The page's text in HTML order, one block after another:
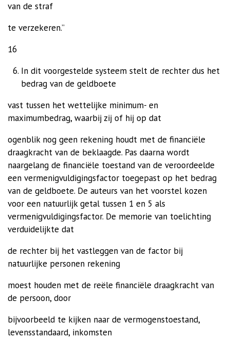
van de straf
te verzekeren.”
16
In dit voorgestelde systeem stelt de rechter dus het
bedrag van de geldboete
vast tussen het wettelijke minimum- en
maximumbedrag, waarbij zij of hij op dat
ogenblik nog geen rekening houdt met de financiële
draagkracht van de beklaagde. Pas daarna wordt
naargelang de financiële toestand van de veroordeelde
een vermenigvuldigingsfactor toegepast op het bedrag
van de geldboete. De auteurs van het voorstel kozen
voor een natuurlijk getal tussen 1 en 5 als
vermenigvuldigingsfactor. De memorie van toelichting
verduidelijkte dat
de rechter bij het vastleggen van de factor bij
natuurlijke personen rekening
moest houden met de reële financiële draagkracht van
de persoon, door
bijvoorbeeld te kijken naar de vermogenstoestand,
levensstandaard, inkomsten